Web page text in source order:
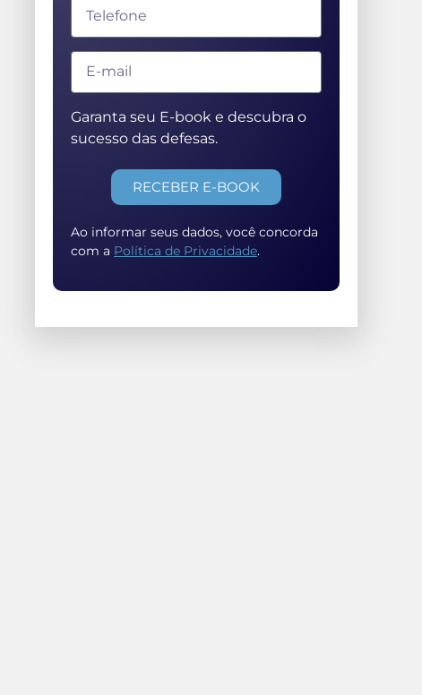
Garanta seu E-book e descubra o
sucesso das defesas.
RECEBER E-BOOK
Ao informar seus dados, você concorda
com a Política de Privacidade.